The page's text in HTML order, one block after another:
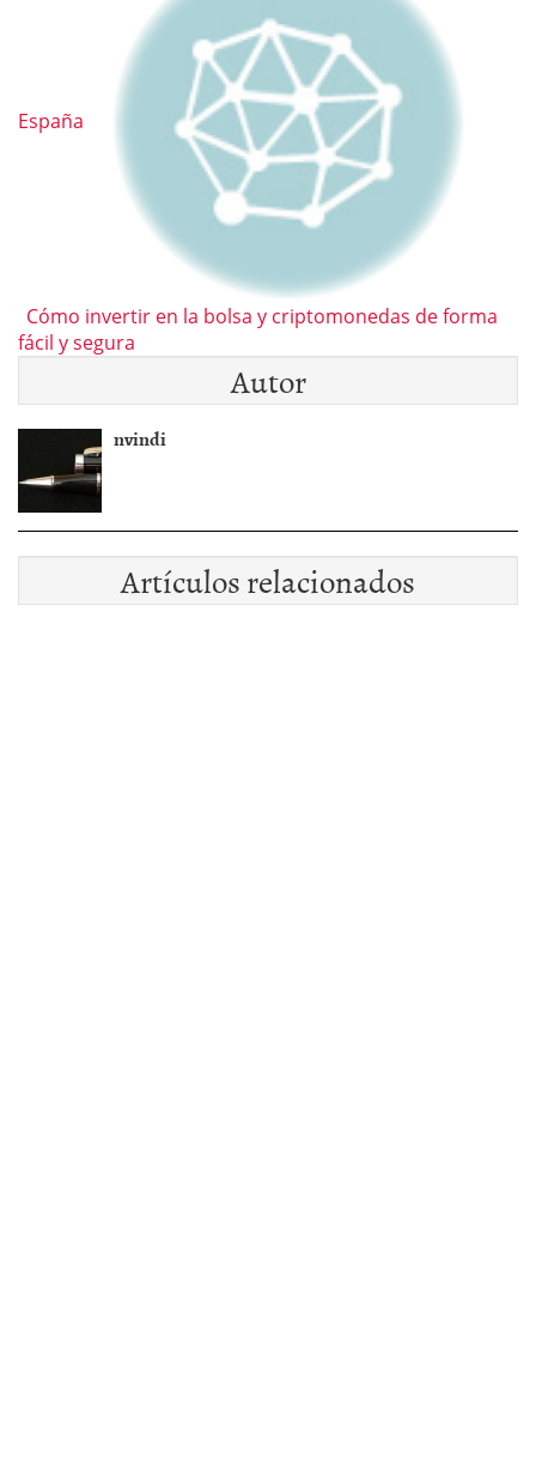
España
Cómo invertir en la bolsa y criptomonedas de forma
fácil y segura
Autor
nvindi
Artículos relacionados